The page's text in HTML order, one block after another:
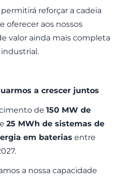
reforçar a cadeia
oferecer aos nossos
valor ainda mais completa
a crescer juntos
de 150 MW de
e 25 MWh de sistemas de
em baterias entre
a nossa capacidade